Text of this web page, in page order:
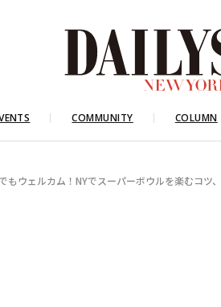
COMMUNITY COLUMN
もウェルカム！NYでスーパーボウルを楽むコツ